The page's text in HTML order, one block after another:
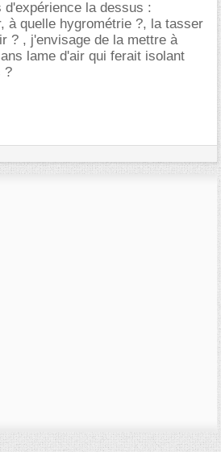
la dessus :
à quelle hygrométrie ?, la tasser
? , j'envisage de la mettre à
lame d'air qui ferait isolant
?